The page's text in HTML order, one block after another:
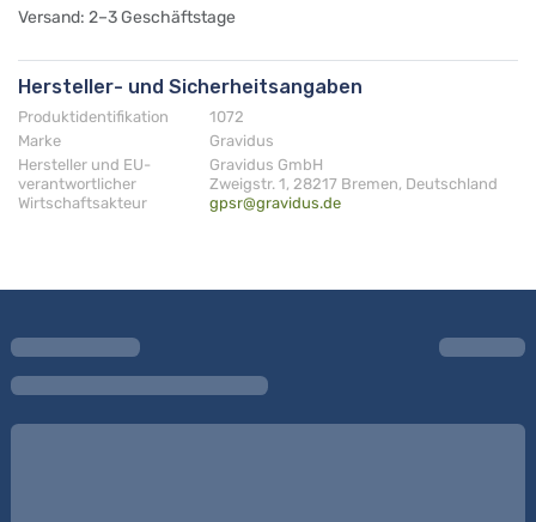
Versand: 2–3 Geschäftstage
Hersteller- und Sicherheitsangaben
Produktidentifikation
1072
Marke
Gravidus
Hersteller und EU-
verantwortlicher
Wirtschaftsakteur
Gravidus GmbH
Zweigstr. 1, 28217 Bremen, Deutschland
gpsr@gravidus.de